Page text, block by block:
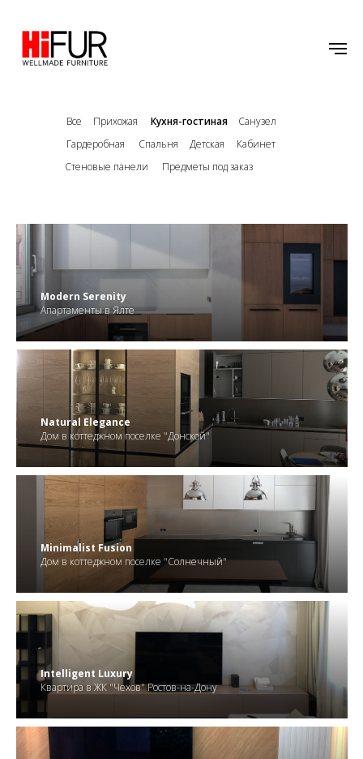
Все
Спальня
Прихожая Кухня-гостиная
Стеновые панели
Санузел
Гардеробная
Детская
Предметы под заказ
Кабинет
.
Modern Serenity
Апартаменты в Ялте
Natural Elegance
Дом в коттеджном поселке "Донской"
Minimalist Fusion
Дом в коттеджном поселке "Солнечный"
.
Intelligent Luxury
Квартира в ЖК "Чехов" Ростов-на-Дону